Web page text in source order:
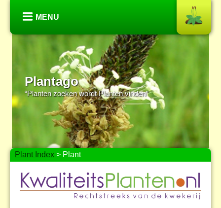
MENU
Plantago
“Planten zoeken wordt Planten vinden”
Plant Index > Plant